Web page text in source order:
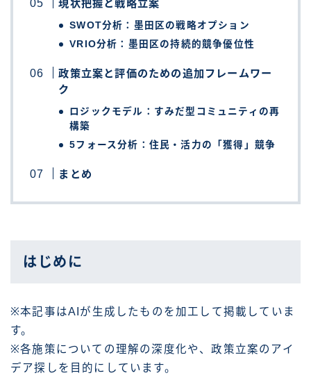
現状把握と戦略立案
SWOT分析：墨田区の戦略オプション
VRIO分析：墨田区の持続的競争優位性
政策立案と評価のための追加フレームワー
ク
ロジックモデル：すみだ型コミュニティの再
構築
5フォース分析：住民・活力の「獲得」競争
まとめ
はじめに
※本記事はAIが生成したものを加工して掲載していま
す。
※各施策についての理解の深度化や、政策立案のアイ
デア探しを目的にしています。